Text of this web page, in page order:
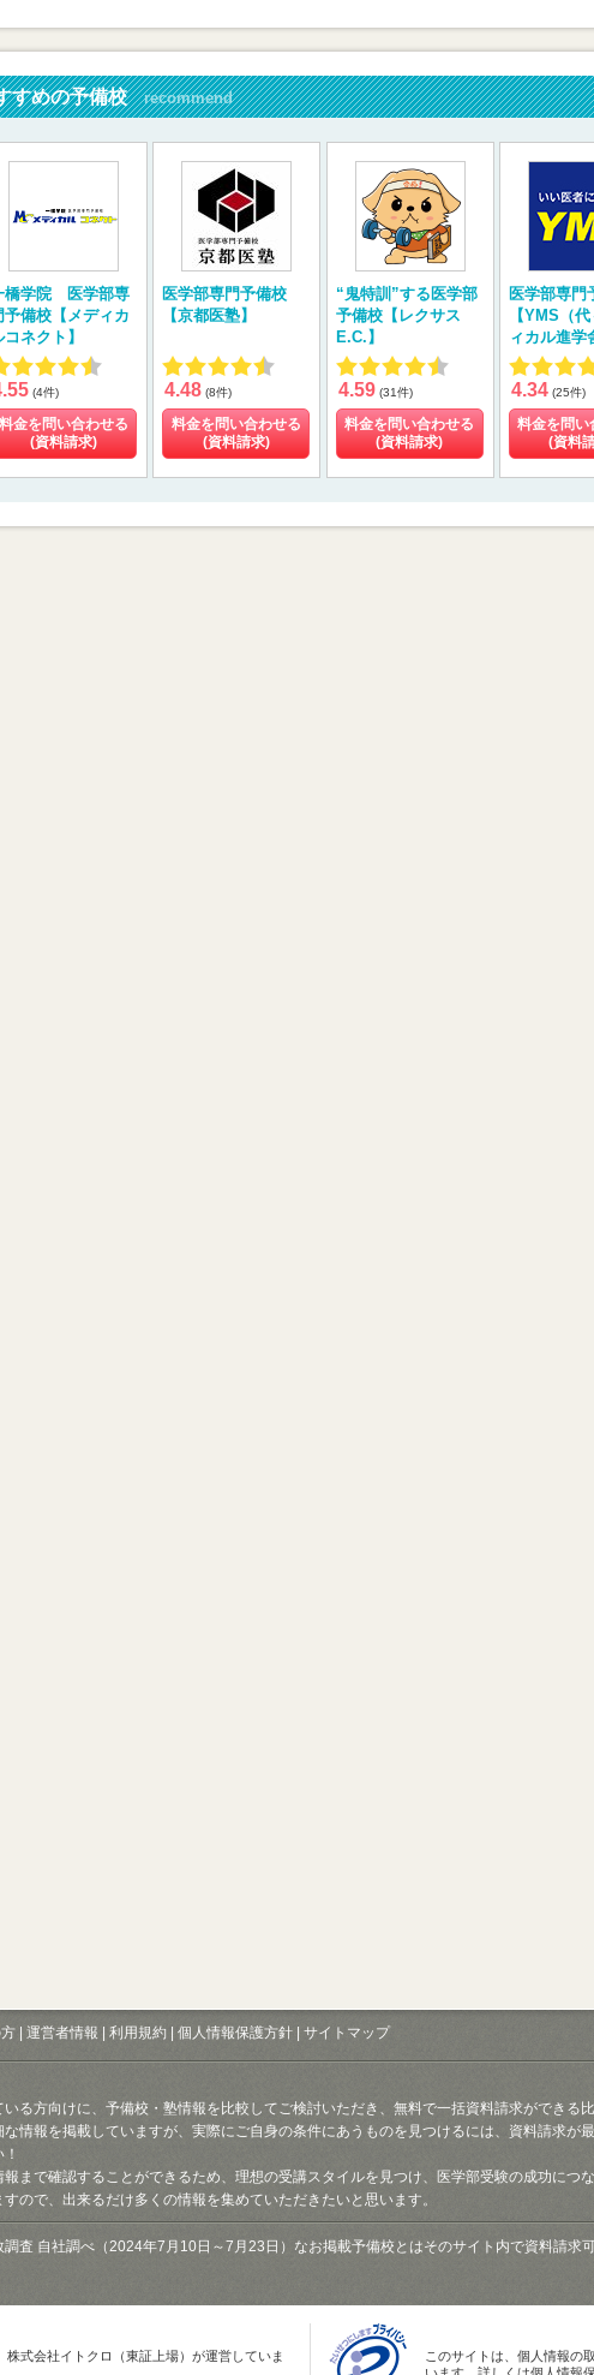
すめの予備校 recommend
橋学院 医学部専
予備校【メディカ
コネクト】
(4件)
料金を問い合わせる
(資料請求)
医学部専門予備校
【京都医塾】
4.48 (8件)
料金を問い合わせる
(資料請求)
“鬼特訓”する医学部
予備校【レクサス
E.C.】
4.59 (31件)
料金を問い合わせる
(資料請求)
医学部専門
【YMS（
ィカル進学
4.34 (25件)
料金を問い
(資料
運営者情報 利用規約 個人情報保護方針 サイトマップ
る方向けに、予備校・塾情報を比較してご検討いただき、無料で一括資料請求ができる比
情報を掲載していますが、実際にご自身の条件にあうものを見つけるには、資料請求が
まで確認することができるため、理想の受講スタイルを見つけ、医学部受験の成功につ
ので、出来るだけ多くの情報を集めていただきたいと思います。
査 自社調べ（2024年7月10日～7月23日）なお掲載予備校とはそのサイト内で資料請求
株式会社イトクロ（東証上場）が運営していま
このサイトは、個人情報の
います。詳しくは個人情報